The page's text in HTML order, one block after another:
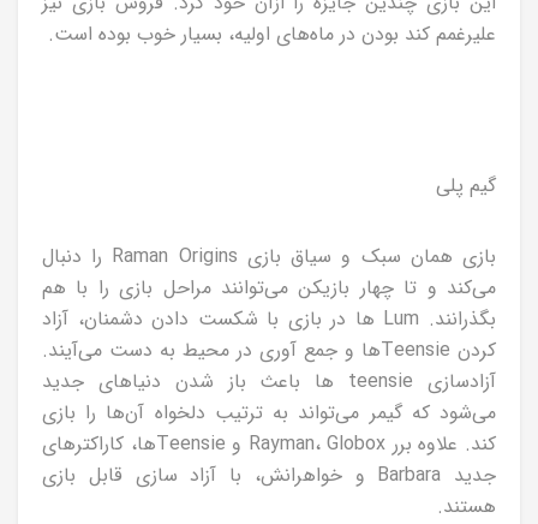
علیرغمم کند بودن در ماه‌های اولیه، بسیار خوب بوده است.
گیم پلی
بازی همان سبک و سیاق بازی Raman Origins را دنبال
می‌کند و تا چهار بازیکن می‌توانند مراحل بازی را با هم
بگذرانند. Lum ها در بازی با شکست دادن دشمنان، آزاد
کردن Teensieها و جمع آوری در محیط به دست می‌آیند.
آزادسازی teensie ها باعث باز شدن دنیاهای جدید
می‌شود که گیمر می‌تواند به ترتیب دلخواه آن‌ها را بازی
کند. علاوه برر Rayman، Globox و Teensieها، کاراکترهای
جدید Barbara و خواهرانش، با آزاد سازی قابل بازی
هستند.